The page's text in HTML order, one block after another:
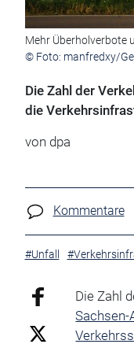
Mehr Überholverbote
© Foto: manfredxy/
Die Zahl der
die
von dpa
Kommentare
#Unfall
Die Zahl
Sachsen-